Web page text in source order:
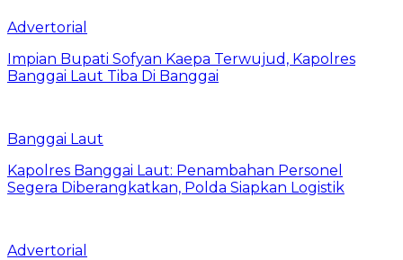
Advertorial
Impian Bupati Sofyan Kaepa Terwujud, Kapolres
Banggai Laut Tiba Di Banggai
Banggai Laut
Kapolres Banggai Laut: Penambahan Personel
Segera Diberangkatkan, Polda Siapkan Logistik
Advertorial